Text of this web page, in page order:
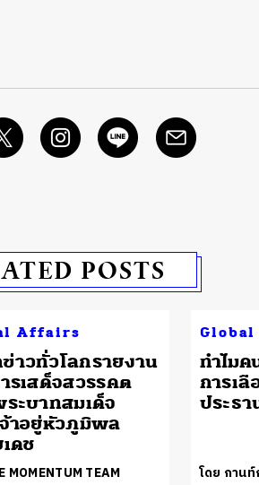
POSTS
Affairs
าวทั่วโลกรายงาน
รเสด็จสวรรคต
ะบาทสมเด็จ
าอยู่หัวภูมิพล
ดช
MOMENTUM TEAM
ทำไมค
การเลื
ประธ
โดย กาน